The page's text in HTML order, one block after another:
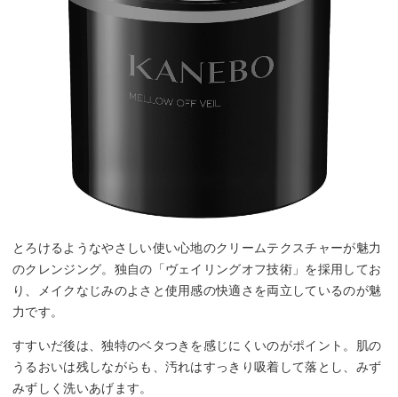
とろけるようなやさしい使い心地のクリームテクスチャーが魅力
のクレンジング。独自の「ヴェイリングオフ技術」を採用してお
り、メイクなじみのよさと使用感の快適さを両立しているのが魅
力です。
すすいだ後は、独特のベタつきを感じにくいのがポイント。肌の
うるおいは残しながらも、汚れはすっきり吸着して落とし、みず
みずしく洗いあげます。